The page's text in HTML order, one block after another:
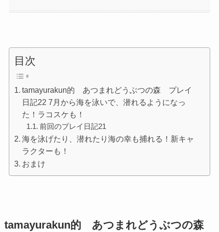
目次
tamayurakun的 あつまれどうぶつの森 プレイ
日記22 7月から海を泳いで、潜れるようになっ
た！ラコスケも！
前回のプレイ日記21
海を泳げたり、潜れたり海の幸も捕れる！新キャ
ラクターも！
おまけ
tamayurakun的 あつまれどうぶつの森